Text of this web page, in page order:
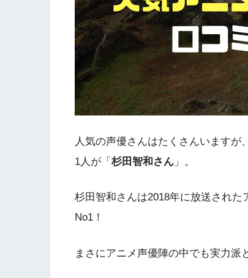
人気の声優さんはたくさんいます
1人が「 杉田智和さん 」。
杉田智和さんは2018年に放送され
No1！
まさにアニメ声優陣の中でも実力派